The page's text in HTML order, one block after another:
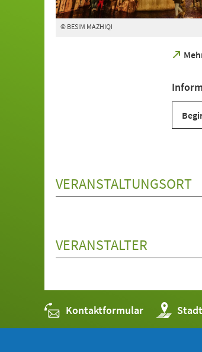
© BESIM MAZHIQI
(Öffnet
neuen
Tab)
VERANSTALTUNGSORT
VERANSTALTER
Kontaktformular (Öffnet
in
einem